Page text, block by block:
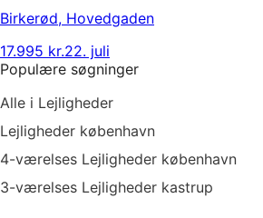
Birkerød, Hovedgaden
17.995 kr.22. juli
Populære søgninger
Alle i Lejligheder
Lejligheder københavn
4-værelses Lejligheder københavn
3-værelses Lejligheder kastrup